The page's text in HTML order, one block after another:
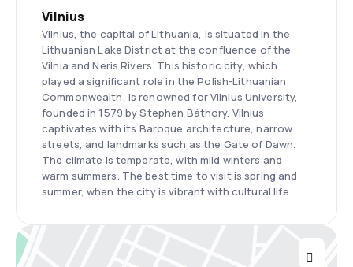
Vilnius
Vilnius, the capital of Lithuania, is situated in the
Lithuanian Lake District at the confluence of the
Vilnia and Neris Rivers. This historic city, which
played a significant role in the Polish-Lithuanian
Commonwealth, is renowned for Vilnius University,
founded in 1579 by Stephen Báthory. Vilnius
captivates with its Baroque architecture, narrow
streets, and landmarks such as the Gate of Dawn.
The climate is temperate, with mild winters and
warm summers. The best time to visit is spring and
summer, when the city is vibrant with cultural life.